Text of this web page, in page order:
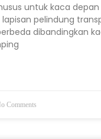
untuk kaca
pelindung
dibandingkan
Comments